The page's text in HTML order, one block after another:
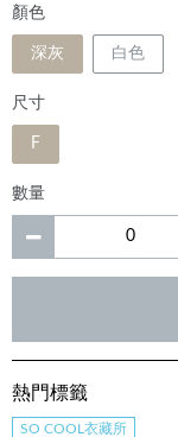
顏色
深灰 白色
尺寸
F
數量
熱門標籤
SO COOL衣藏所